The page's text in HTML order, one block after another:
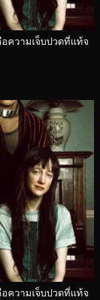
ความเจ็บปวดที่แท้จ
ความเจ็บปวดที่แท้จ